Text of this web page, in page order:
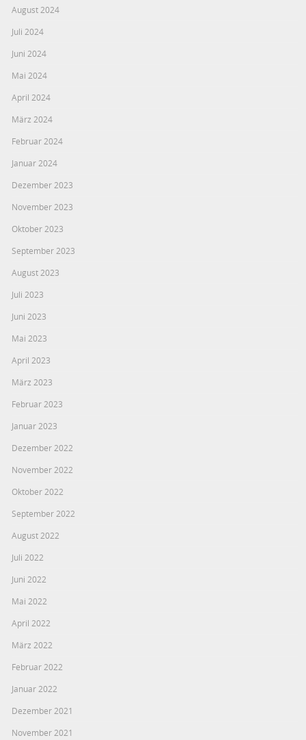
August 2024
Juli 2024
Juni 2024
Mai 2024
April 2024
März 2024
Februar 2024
Januar 2024
Dezember 2023
November 2023
Oktober 2023
September 2023
August 2023
Juli 2023
Juni 2023
Mai 2023
April 2023
März 2023
Februar 2023
Januar 2023
Dezember 2022
November 2022
Oktober 2022
September 2022
August 2022
Juli 2022
Juni 2022
Mai 2022
April 2022
März 2022
Februar 2022
Januar 2022
Dezember 2021
November 2021